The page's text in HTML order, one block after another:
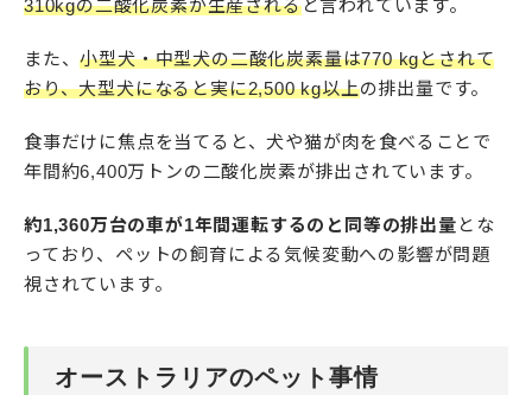
310kgの二酸化炭素が生産されると言われています。
また、小型犬・中型犬の二酸化炭素量は770 kgとされて
おり、大型犬になると実に2,500 kg以上の排出量です。
食事だけに焦点を当てると、犬や猫が肉を食べることで
年間約6,400万トンの二酸化炭素が排出されています。
約1,360万台の車が1年間運転するのと同等の排出量 とな
っており、ペットの飼育による気候変動への影響が問題
視されています。
オーストラリアのペット事情